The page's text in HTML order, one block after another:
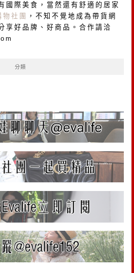
國際美食，當然還有舒適的居家
社團
，不知不覺地成為帶貨網
享好品牌、好商品。合作請洽
分類